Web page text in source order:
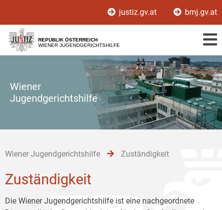
[1]
[2]
[3]
justiz.gv.at bmj.gv.at
REPUBLIK ÖSTERREICH
WIENER JUGENDGERICHTSHILFE
Wiener
Jugendgerichtshilfe
Wiener Jugendgerichtshilfe Zuständigkeit
Zuständigkeit
Die Wiener Jugendgerichtshilfe ist eine nachgeordnete